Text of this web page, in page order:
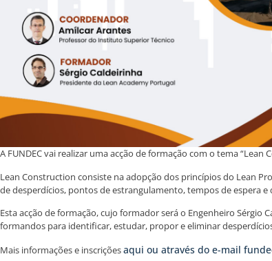
A FUNDEC vai realizar uma acção de formação com o tema
Lean Construction consiste na adopção dos princípios do Lean
de desperdícios, pontos de estrangulamento, tempos de espera e
Esta acção de formação, cujo formador será o Engenheiro
formandos para identificar, estudar, propor e eliminar
Mais informações e inscriçõesaqui ou através do e-mail